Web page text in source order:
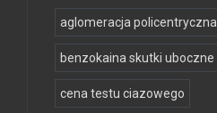
aglomeracja
benzokaina skutki uboczne
cena testu ciazowego